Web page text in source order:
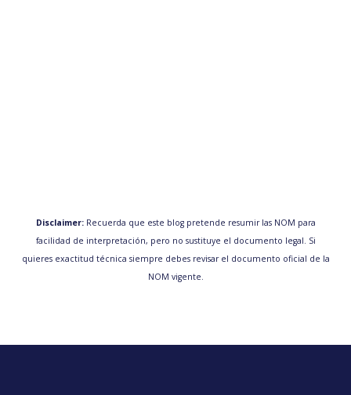
Disclaimer: Recuerda que este blog pretende resumir las NOM para
facilidad de interpretación, pero no sustituye el documento legal. Si
quieres exactitud técnica siempre debes revisar el documento oficial de la
NOM vigente.